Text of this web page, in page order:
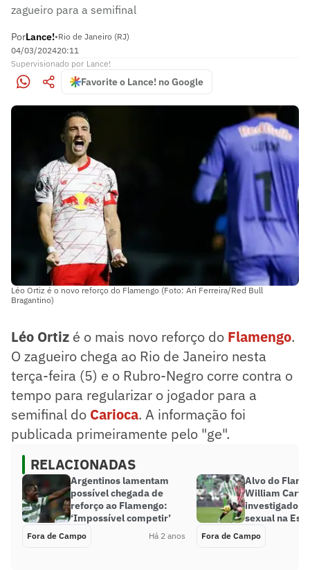
zagueiro para a semifinal
PorLance!•Rio de Janeiro (RJ)
04/03/202420:11
Supervisionado por Lance!
Favorite o Lance! no Google
Léo Ortiz é o novo reforço do Flamengo (Foto: Ari Ferreira/Red Bull
Bragantino)
Léo Ortiz é o mais novo reforço do Flamengo.
O zagueiro chega ao Rio de Janeiro nesta
terça-feira (5) e o Rubro-Negro corre contra o
tempo para regularizar o jogador para a
semifinal do Carioca. A informação foi
publicada primeiramente pelo "ge".
RELACIONADAS
Argentinos lamentam
possível chegada de
reforço ao Flamengo:
‘Impossível competir’
Fora de Campo Há 2 anos
Alvo do
William
investigado
sexual na
Fora de Campo